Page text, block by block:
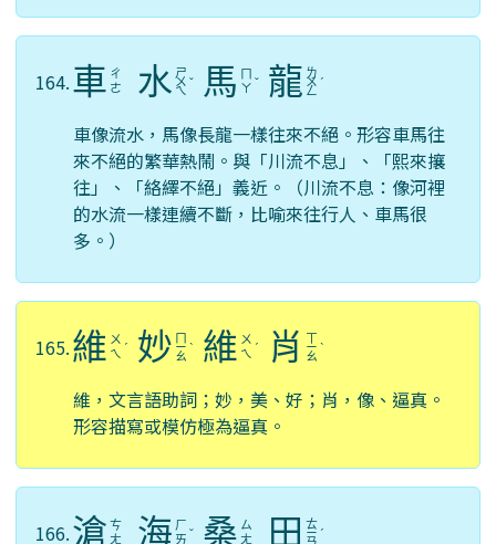
164.車 ㄔ
ㄜ
水 ㄕ
ㄨ
ㄟ
ˇ 馬 ㄇ
ㄚ ˇ 龍 ㄌ
ㄨ
ㄥ
ˊ
車像流水，馬像長龍一樣往來不絕。形容車馬往
來不絕的繁華熱鬧。與「川流不息」、「熙來攘
往」、「絡繹不絕」義近。（川流不息：像河裡
的水流一樣連續不斷，比喻來往行人、車馬很
多。）
165.維 ㄨ
ㄟ ˊ 妙 ㄇ
ㄧ
ㄠ
ˋ 維 ㄨ
ㄟ ˊ 肖 ㄒ
ㄧ
ㄠ
ˋ
維，文言語助詞；妙，美、好；肖，像、逼真。
形容描寫或模仿極為逼真。
166.滄 ㄘ
ㄤ
海 ㄏ
ㄞ ˇ 桑 ㄙ
ㄤ
田 ㄊ
ㄧ ˊ